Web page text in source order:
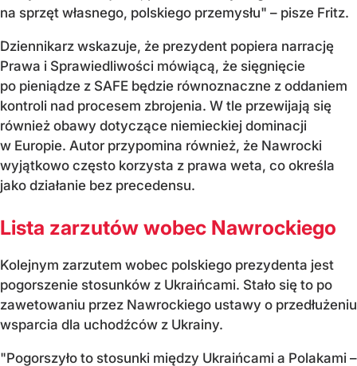
na sprzęt własnego, polskiego przemysłu" – pisze Fritz.
Dziennikarz wskazuje, że prezydent popiera narrację
Prawa i Sprawiedliwości mówiącą, że sięgnięcie
po pieniądze z SAFE będzie równoznaczne z oddaniem
kontroli nad procesem zbrojenia. W tle przewijają się
również obawy dotyczące niemieckiej dominacji
w Europie. Autor przypomina również, że Nawrocki
wyjątkowo często korzysta z prawa weta, co określa
jako działanie bez precedensu.
Lista zarzutów wobec Nawrockiego
Kolejnym zarzutem wobec polskiego prezydenta jest
pogorszenie stosunków z Ukraińcami. Stało się to po
zawetowaniu przez Nawrockiego ustawy o przedłużeniu
wsparcia dla uchodźców z Ukrainy.
"Pogorszyło to stosunki między Ukraińcami a Polakami –